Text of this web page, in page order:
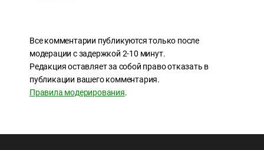
Все комментарии публикуются только после
модерации с задержкой 2-10 минут.
Редакция оставляет за собой право отказать в
публикации вашего комментария.
Правила модерирования.